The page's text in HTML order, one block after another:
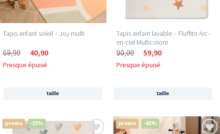
Tapis enfant soleil – Joy multi
69,90 40,90
Presque épuisé
taille
Tapis enfant lavable – Fluffito Arc-
en-ciel Multicolore
90,00 59,90
Presque épuisé
taille
promo -33% promo -41%